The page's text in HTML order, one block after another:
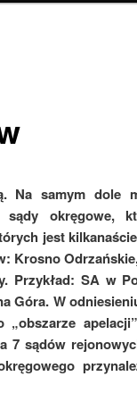
Na samym dole
okręgowe,
jest
Krosno
Przykład: SA w
Góra. W
7 sądów